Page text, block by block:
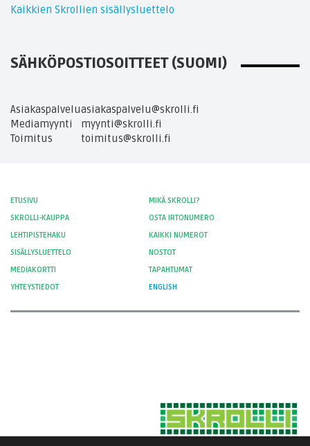
Kaikkien Skrollien sisällysluettelo
SÄHKÖPOSTIOSOITTEET (SUOMI)
Asiakaspalveluasiakaspalvelu@skrolli.fi
Mediamyynti
myynti@skrolli.fi
Toimitus
toimitus@skrolli.fi
ETUSIVU
MIKÄ SKROLLI?
SKROLLI-KAUPPA
OSTA IRTONUMERO
LEHTIPISTEHAKU
KAIKKI NUMEROT
SISÄLLYSLUETTELO
NOSTOT
MEDIAKORTTI
TAPAHTUMAT
YHTEYSTIEDOT
ENGLISH